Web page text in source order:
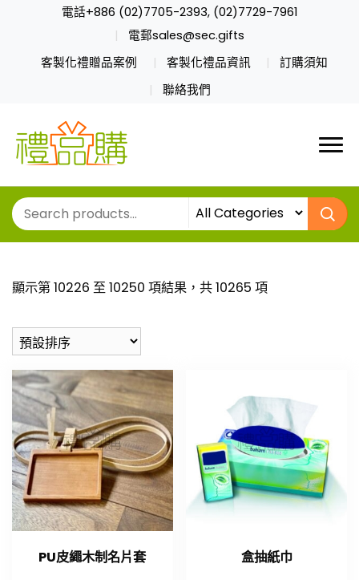
電話+886 (02)7705-2393, (02)7729-7961
電郵sales@sec.gifts
客製化禮贈品案例
客製化禮品資訊
訂購須知
聯絡我們
顯示第 10226 至 10250 項結果，共 10265 項
PU皮繩木制名片套 盒抽紙巾